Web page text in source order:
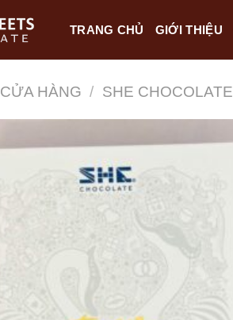
TRANG CHỦ GIỚI THIỆU
CỬA HÀNG / SHE CHOCOLATE